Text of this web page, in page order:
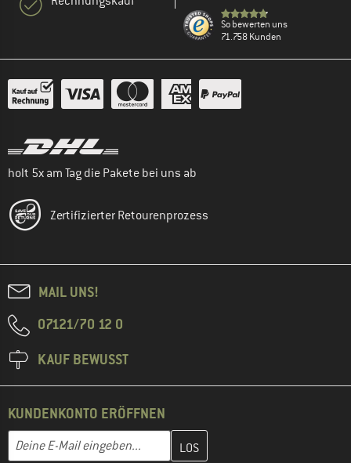
So bewerten uns
71.758 Kunden
holt 5x am Tag die Pakete bei uns ab
Zertifizierter Retourenprozess
MAIL UNS!
07121/70 12 0
KAUF BEWUSST
KUNDENKONTO ERÖFFNEN
E-Mail-Adresse
Gib hier deine E-Mail-Adresse ein und erstelle im nächsten